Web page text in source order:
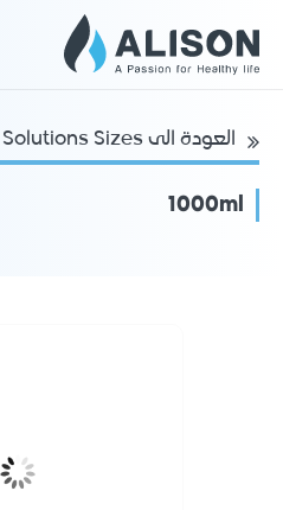
العودة الى LVP’s Solutions Sizes
1000ml